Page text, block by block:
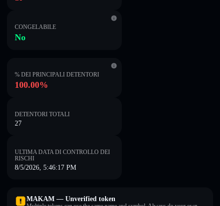
CONGELABILE
No
% DEI PRINCIPALI DETENTORI
100.00%
DETENTORI TOTALI
27
ULTIMA DATA DI CONTROLLO DEI
RISCHI
8/5/2026, 5:46:17 PM
MAKAM — Unverified token